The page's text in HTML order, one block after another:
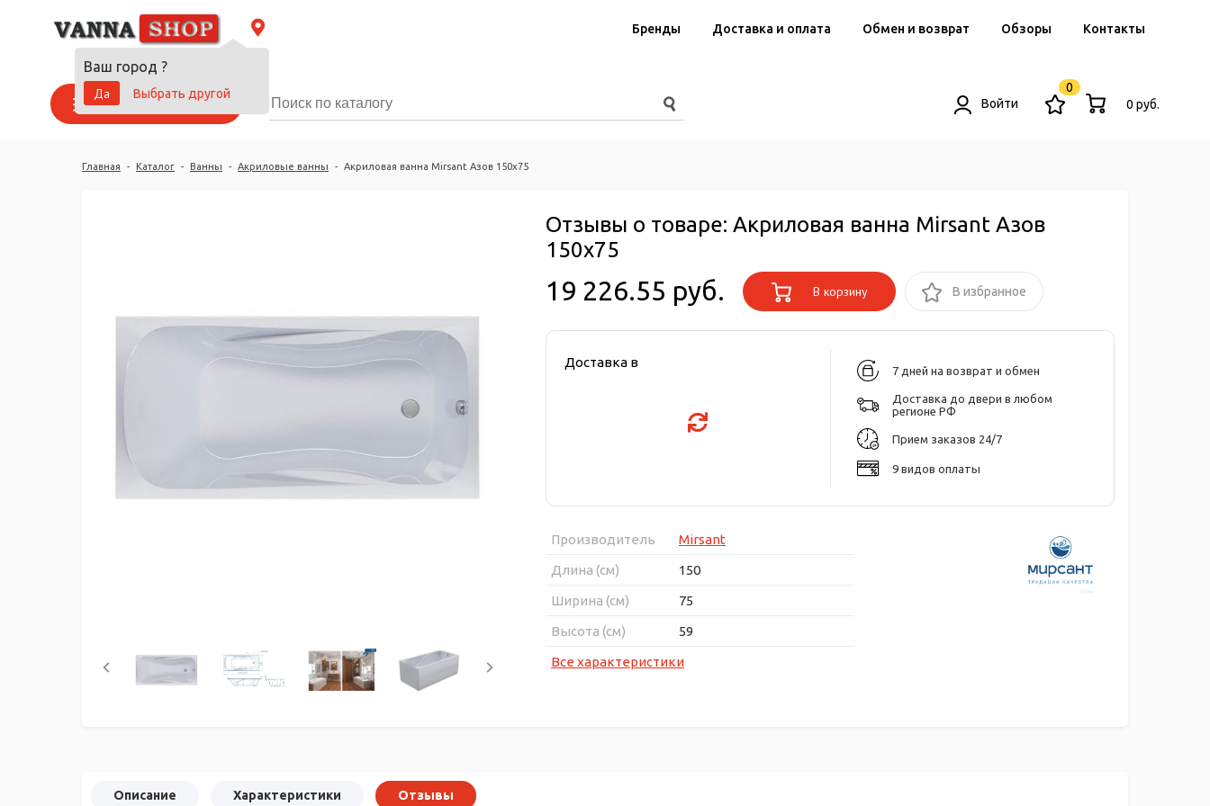
Ваш город ?
Да
Выбрать другой
Бренды Доставка и оплата Обмен и возврат Обзоры Контакты
Каталог товаров Войти
0
0 руб.
Главная - Каталог - Ванны - Акриловые ванны - Акриловая ванна Mirsant Азов 150х75
Отзывы о товаре: Акриловая ванна Mirsant Азов
150х75
19 226.55 руб. В корзину В избранное
Доставка в
7 дней на возврат и обмен
Доставка до двери в любом
регионе РФ
Прием заказов 24/7
9 видов оплаты
Производитель
Mirsant
Длина (см)
150
Ширина (см)
75
Высота (см)
59
Все характеристики
Описание Характеристики Отзывы